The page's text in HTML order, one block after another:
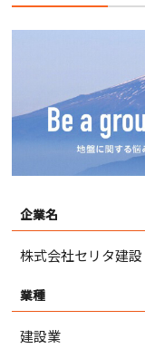
企業名
株式会社セリタ建設
業種
建設業